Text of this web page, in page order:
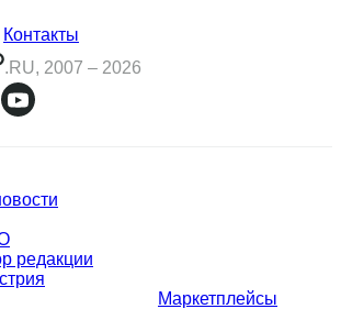
Контакты
.RU, 2007 – 2026
редакции
Маркетплейсы